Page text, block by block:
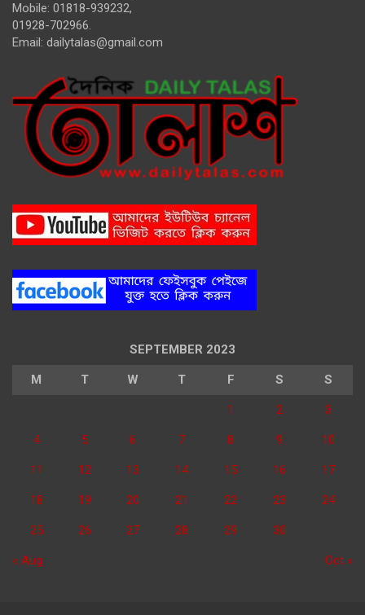
Mobile: 01818-939232,
01928-702966.
Email: dailytalas@gmail.com
SEPTEMBER 2023
M T W T F S S
1 2 3
4 5 6 7 8 9 10
11 12 13 14 15 16 17
18 19 20 21 22 23 24
25 26 27 28 29 30
« Aug Oct »